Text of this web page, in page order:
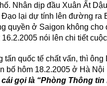
Nhân dịp đầu Xuân Ất
lại dự tính lên đường ra
quyền ở Saigon không cho
nói lên chi tiết
tấn quốc tế chất vấn, thì
bố hôm 18.2.2005 ở Hà
gọi là “Phòng Thông